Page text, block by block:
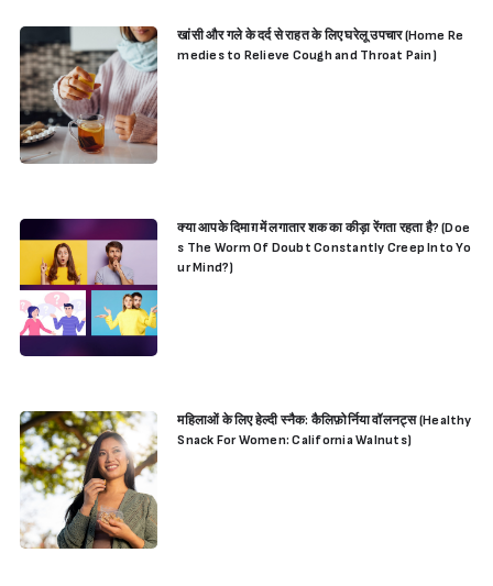
खांसी और गले के दर्द से राहत के लिए घरेलू उपचार (Home Re
medies to Relieve Cough and Throat Pain)
क्या आपके दिमाग़ में लगातार शक का कीड़ा रेंगता रहता है? (Doe
s The Worm Of Doubt Constantly Creep Into Yo
ur Mind?)
महिलाओं के लिए हेल्दी स्नैक: कैलिफ़ोर्निया वॉलनट्स (Healthy
Snack For Women: California Walnuts)